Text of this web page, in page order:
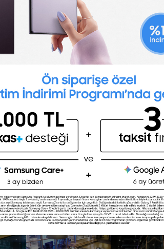
Websitesi
https://www.dogusya
yingrubu.com.tr/
Sektör
Medya
Sosyal Medyada Doğuş Yayın Grubu :